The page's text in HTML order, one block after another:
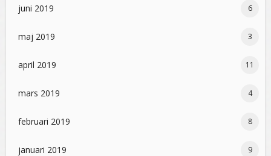
juni 2019 6
maj 2019 3
april 2019 11
mars 2019 4
februari 2019 8
januari 2019 9